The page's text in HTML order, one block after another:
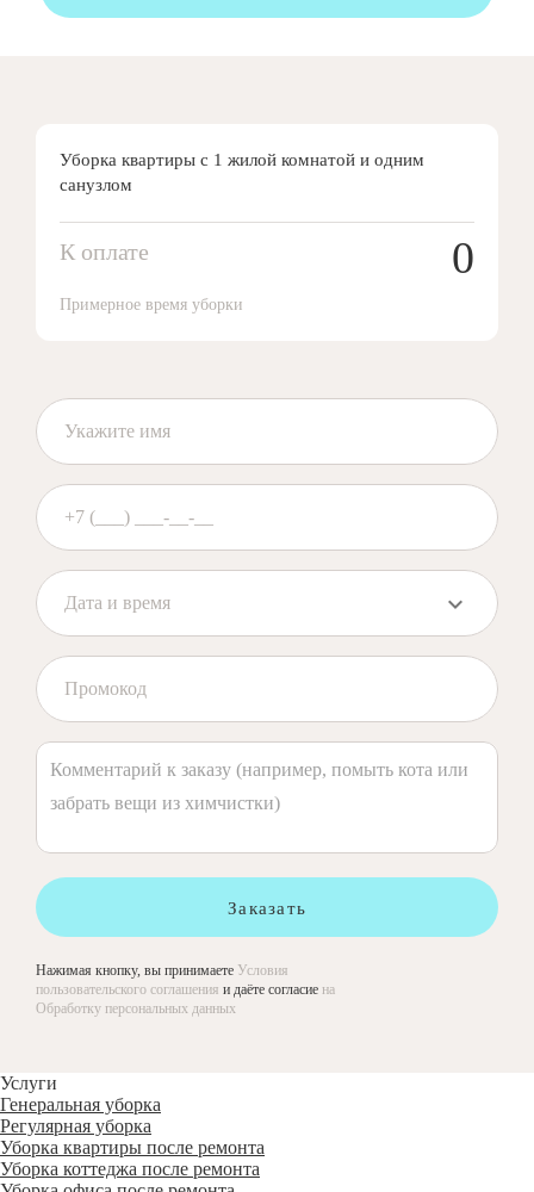
Уборка квартиры с 1 жилой комнатой и одним
санузлом
К оплате 0
Примерное время уборки
Заказать
Нажимая кнопку, вы принимаете Условия
пользовательского соглашения и даёте согласие на
Обработку персональных данных
Услуги
Генеральная уборка
Регулярная уборка
Уборка квартиры после ремонта
Уборка коттеджа после ремонта